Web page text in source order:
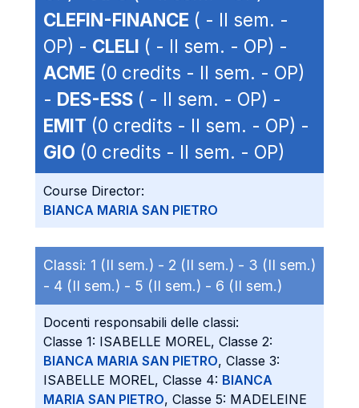
CLEFIN-FINANCE ( - II sem. -
OP) - CLELI ( - II sem. - OP) -
ACME (0 credits - II sem. - OP)
- DES-ESS ( - II sem. - OP) -
EMIT (0 credits - II sem. - OP) -
GIO (0 credits - II sem. - OP)
Course Director:
BIANCA MARIA SAN PIETRO
Classi: 1 (II sem.) - 2 (II sem.) - 3 (II sem.)
- 4 (II sem.) - 5 (II sem.) - 6 (II sem.)
Docenti responsabili delle classi:
Classe 1: ISABELLE MOREL, Classe 2:
BIANCA MARIA SAN PIETRO, Classe 3:
ISABELLE MOREL, Classe 4: BIANCA
MARIA SAN PIETRO, Classe 5: MADELEINE